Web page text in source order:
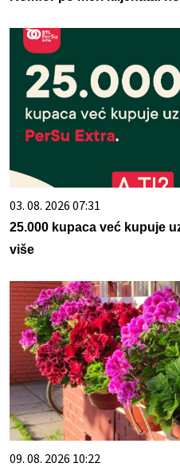
03. 08. 2026 07:31
25.000 kupaca već kupuje
više
09. 08. 2026 10:22